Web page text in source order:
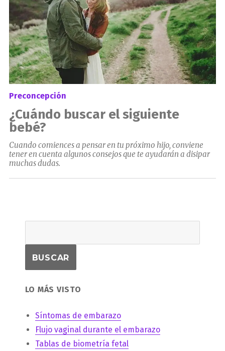
Preconcepción
¿Cuándo buscar el siguiente
bebé?
Cuando comiences a pensar en tu próximo hijo, conviene
tener en cuenta algunos consejos que te ayudarán a disipar
muchas dudas.
LO MÁS VISTO
Síntomas de embarazo
Flujo vaginal durante el embarazo
Tablas de biometría fetal